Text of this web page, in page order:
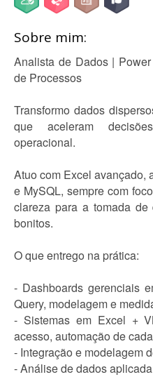
Sobre mim:
Analista de Dados |
de Processos
Transformo dados
que aceleram
operacional.
Atuo com Excel avançado,
e MySQL, sempre com
clareza para a tomada
bonitos.
O que entrego na prática:
- Dashboards gerenciais
Query, modelagem e
- Sistemas em Excel +
acesso, automação de
- Integração e modelagem
- Análise de dados